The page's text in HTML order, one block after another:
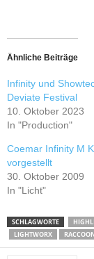
Ähnliche Beiträge
Infinity und
Deviate Festival
10. Oktober 2023
In "Production"
Coemar Infinity M
vorgestellt
30. Oktober 2009
In "Licht"
SCHLAGWORTE
LIGHTWORX